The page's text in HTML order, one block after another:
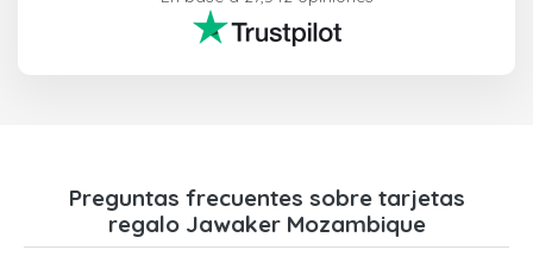
Preguntas frecuentes sobre tarjetas
regalo Jawaker Mozambique